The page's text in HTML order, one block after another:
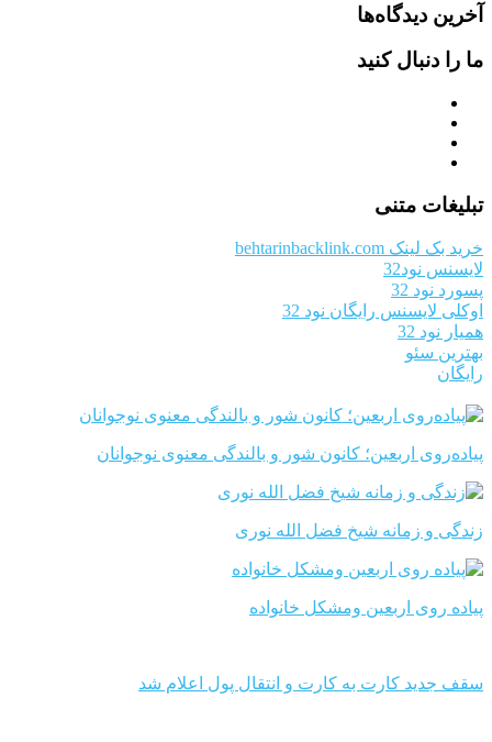
آخرین دیدگاه‌ها
ما را دنبال کنید
تبلیغات متنی
خرید بک لینک behtarinbacklink.com
لایسنس نود32
پسورد نود 32
اوکلی لایسنس رایگان نود 32
همیار نود 32
بهترین سئو
رایگان
پیاده‌روی اربعین؛ کانون شور و بالندگی معنوی نوجوانان
زندگی و زمانه شیخ فضل الله نوری
پیاده روی اربعین ومشکل خانواده
سقف جدید کارت به کارت و انتقال پول اعلام شد